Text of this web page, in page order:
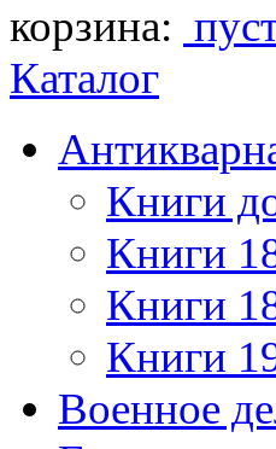
корзина:
Каталог
Книги
Книги
Книги
Книги
Военное